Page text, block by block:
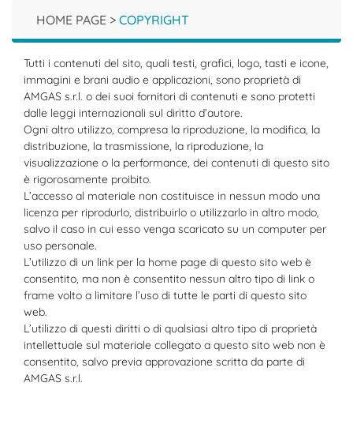
HOME PAGE > COPYRIGHT
Tutti i contenuti del sito, quali testi, grafici, logo, tasti e icone,
immagini e brani audio e applicazioni, sono proprietà di
AMGAS s.r.l. o dei suoi fornitori di contenuti e sono protetti
dalle leggi internazionali sul diritto d’autore.
Ogni altro utilizzo, compresa la riproduzione, la modifica, la
distribuzione, la trasmissione, la riproduzione, la
visualizzazione o la performance, dei contenuti di questo sito
è rigorosamente proibito.
L’accesso al materiale non costituisce in nessun modo una
licenza per riprodurlo, distribuirlo o utilizzarlo in altro modo,
salvo il caso in cui esso venga scaricato su un computer per
uso personale.
L’utilizzo di un link per la home page di questo sito web è
consentito, ma non è consentito nessun altro tipo di link o
frame volto a limitare l’uso di tutte le parti di questo sito
web.
L’utilizzo di questi diritti o di qualsiasi altro tipo di proprietà
intellettuale sul materiale collegato a questo sito web non è
consentito, salvo previa approvazione scritta da parte di
AMGAS s.r.l.